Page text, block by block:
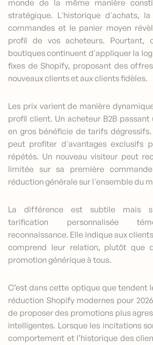
monde de la même manière
stratégique. L'historique d'achats,
commandes et le panier moyen
profil de vos acheteurs. Pourtant,
boutiques continuent d'appliquer la
fixes de Shopify, proposant des
nouveaux clients et aux clients fidèles.
Les prix varient de manière
profil client. Un acheteur B2B
en gros bénéficie de tarifs
peut profiter d'avantages exclusifs
répétés. Un nouveau visiteur peut
limitée sur sa première
réduction générale sur l'ensemble du
La différence est subtile mais
tarification personnalisée
reconnaissance. Elle indique aux
comprend leur relation, plutôt que
promotion générique à tous.
C’est dans cette optique que tendent
réduction Shopify modernes pour
de proposer des promotions plus
intelligentes. Lorsque les incitations
comportement et l’historique des